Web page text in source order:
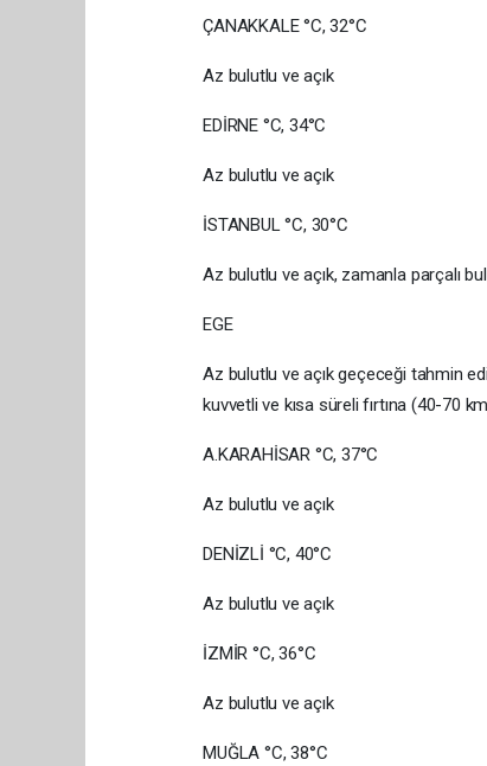
ÇANAKKALE °C, 32°C
Az bulutlu ve açık
EDİRNE °C, 34°C
Az bulutlu ve açık
İSTANBUL °C, 30°C
Az bulutlu ve açık, zamanla parçalı
EGE
Az bulutlu ve açık geçeceği tahmin
kuvvetli ve kısa süreli fırtına (40-70
A.KARAHİSAR °C, 37°C
Az bulutlu ve açık
DENİZLİ °C, 40°C
Az bulutlu ve açık
İZMİR °C, 36°C
Az bulutlu ve açık
MUĞLA °C, 38°C